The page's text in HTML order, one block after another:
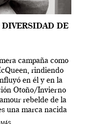
DE
campaña como
rindiendo
en él y en la
Otoño/Invierno
rebelde de la
una marca nacida
ha […]